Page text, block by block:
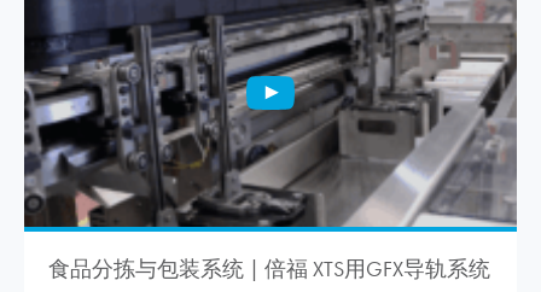
食品分拣与包装系统 | 倍福 XTS用GFX导轨系统